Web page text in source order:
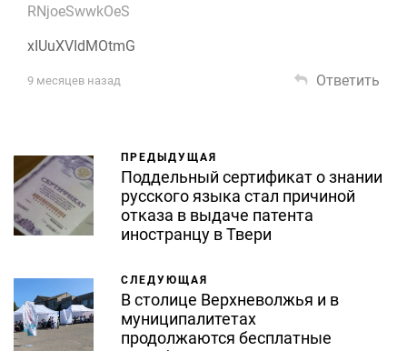
RNjoeSwwkOeS
xIUuXVIdMOtmG
9 месяцев назад Ответить
ПРЕДЫДУЩАЯ
Поддельный сертификат о знании
русского языка стал причиной
отказа в выдаче патента
иностранцу в Твери
СЛЕДУЮЩАЯ
В столице Верхневолжья и в
муниципалитетах
продолжаются бесплатные